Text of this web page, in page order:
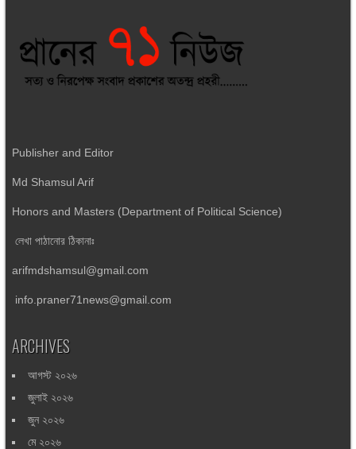
Publisher and Editor
Md Shamsul Arif
Honors and Masters (Department of Political Science)
লেখা পাঠানোর ঠিকানাঃ
arifmdshamsul@gmail.com
info.praner71news@gmail.com
ARCHIVES
আগস্ট ২০২৬
জুলাই ২০২৬
জুন ২০২৬
মে ২০২৬